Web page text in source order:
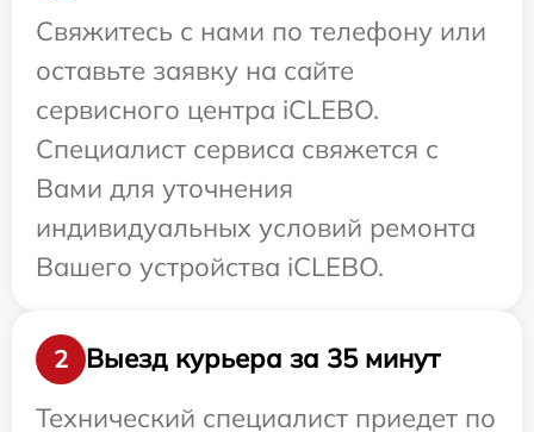
Свяжитесь с нами по телефону или
оставьте заявку на сайте
сервисного центра iCLEBO.
Специалист сервиса свяжется с
Вами для уточнения
индивидуальных условий ремонта
Вашего устройства iCLEBO.
2
Выезд курьера за 35 минут
Технический специалист приедет по